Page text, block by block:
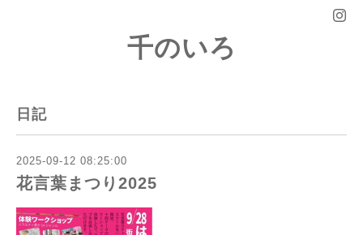
千のいろ
日記
2025-09-12 08:25:00
花言葉まつり2025